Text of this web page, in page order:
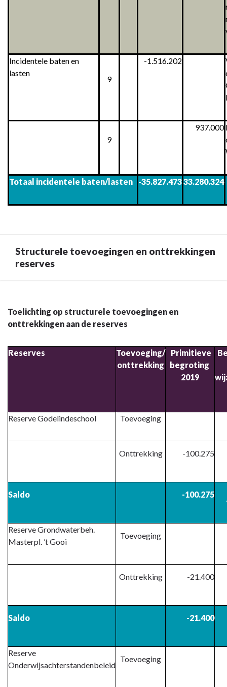
Incidentele baten en
lasten
9
-1.516.202
9
937.000
Totaal incidentele baten/lasten -35.827.47333.280.324
Structurele toevoegingen en onttrekkingen
reserves
naar
navigatie
lasten
Structurele
reserves
Toelichting op structurele toevoegingen en
onttrekkingen aan de reserves
Reserves
Toevoeging/
onttrekking
Primitieve
begroting
2019
Reserve Godelindeschool Toevoeging
Onttrekking -100.275
Saldo -100.275
Reserve Grondwaterbeh.
Masterpl. ’t Gooi
Toevoeging
Onttrekking -21.400
Saldo -21.400
Reserve
Onderwijsachterstandenbeleid
Toevoeging